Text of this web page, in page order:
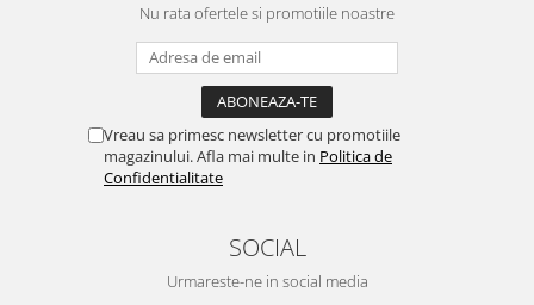
Nu rata ofertele si promotiile noastre
Vreau sa primesc newsletter cu promotiile
magazinului. Afla mai multe in Politica de
Confidentialitate
SOCIAL
Urmareste-ne in social media